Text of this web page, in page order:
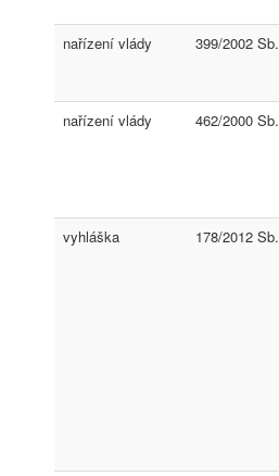
nařízení vlády
399/2002 Sb.
nařízení vlády
462/2000 Sb.
vyhláška
178/2012 Sb.